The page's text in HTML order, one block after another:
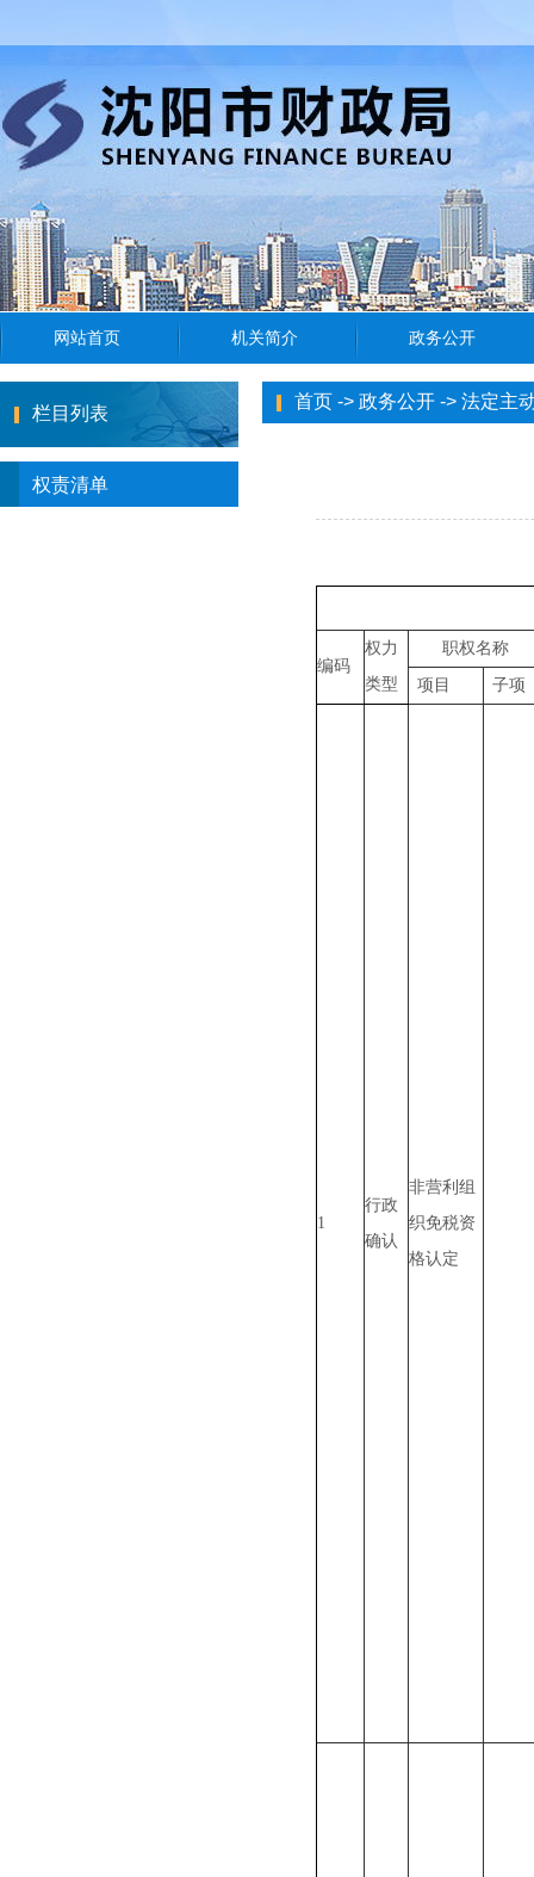
栏目列表
权责清单
首页 -> 政务公开 -> 法定主
编码
权力
类型
职权名称
项目 子项
1
行政
确认
非营利组
织免税资
格认定